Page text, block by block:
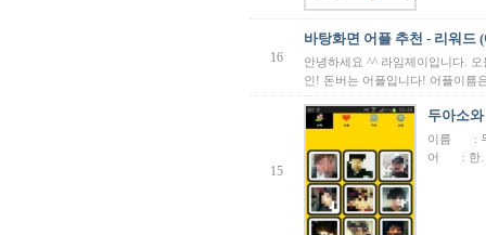
16
바탕화면 어플 추천 - 리워드
안녕하세요 ^^ 라임제이입니다.
인! 돈버는 어플입니다! 어플이름
15
두아소
이름 : 두
어 : 한